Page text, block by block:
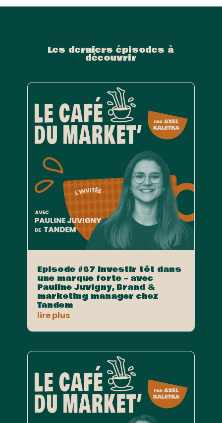
Les derniers épisodes à
découvrir
Episode #87 Investir tôt dans
une marque forte – avec
Pauline Juvigny, Brand &
marketing manager chez
Tandem
lire plus